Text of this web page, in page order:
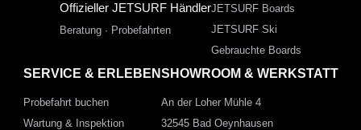
Offizieller JETSURF Händler
Beratung · Probefahrten
JETSURF Boards
JETSURF Ski
Gebrauchte Boards
SERVICE & ERLEBEN
Probefahrt buchen
Wartung & Inspektion
SHOWROOM & WERKSTATT
An der Loher Mühle 4
32545 Bad Oeynhausen